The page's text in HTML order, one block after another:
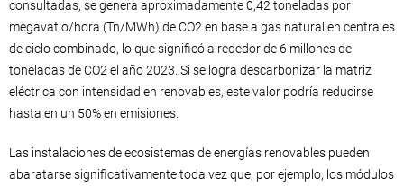
consultadas, se genera aproximadamente 0,42 toneladas por
megavatio/hora (Tn/MWh) de CO2 en base a gas natural en centrales
de ciclo combinado, lo que significó alrededor de 6 millones de
toneladas de CO2 el año 2023. Si se logra descarbonizar la matriz
eléctrica con intensidad en renovables, este valor podría reducirse
hasta en un 50% en emisiones.
Las instalaciones de ecosistemas de energías renovables pueden
abaratarse significativamente toda vez que, por ejemplo, los módulos